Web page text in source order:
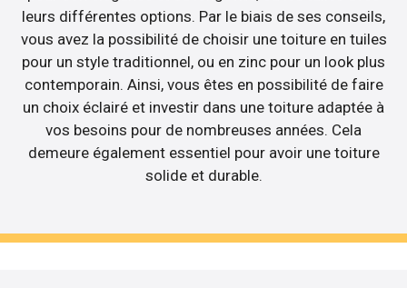
leurs différentes options. Par le biais de ses conseils,
vous avez la possibilité de choisir une toiture en tuiles
pour un style traditionnel, ou en zinc pour un look plus
contemporain. Ainsi, vous êtes en possibilité de faire
un choix éclairé et investir dans une toiture adaptée à
vos besoins pour de nombreuses années. Cela
demeure également essentiel pour avoir une toiture
solide et durable.